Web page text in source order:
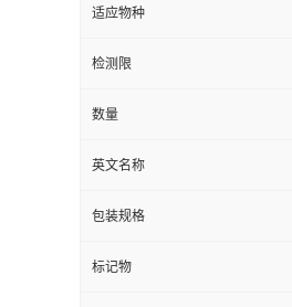
适应物种
检测限
数量
英文名称
包装规格
标记物